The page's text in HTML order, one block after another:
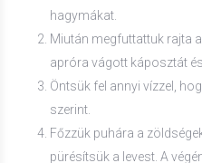
hagymákat.
Miután megfuttattuk rajta
apróra vágott káposztát
Öntsük fel annyi vízzel,
szerint.
Főzzük puhára a
pürésítsük a levest. A